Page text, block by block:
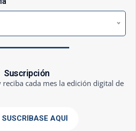
Suscripción
reciba cada mes la edición digital de
SUSCRÍBASE AQUÍ